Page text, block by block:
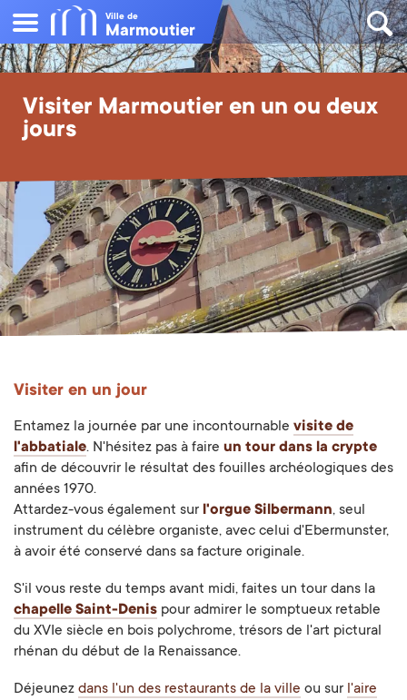
Ville de
Marmoutier
Visiter Marmoutier en un ou deux
jours
Visiter en un jour
Entamez la journée par une incontournable visite de
l'abbatiale. N'hésitez pas à faire un tour dans la crypte
afin de découvrir le résultat des fouilles archéologiques des
années 1970.
Attardez-vous également sur l'orgue Silbermann, seul
instrument du célèbre organiste, avec celui d'Ebermunster,
à avoir été conservé dans sa facture originale.
S'il vous reste du temps avant midi, faites un tour dans la
chapelle Saint-Denis pour admirer le somptueux retable
du XVIe siècle en bois polychrome, trésors de l'art pictural
rhénan du début de la Renaissance.
Déjeunez dans l'un des restaurants de la ville ou sur l'aire